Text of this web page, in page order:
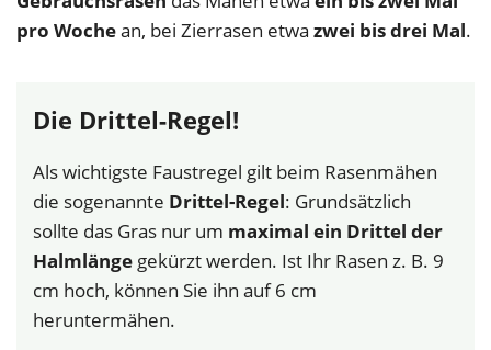
pro Wochean, bei Zierrasen etwa zwei bis drei Mal.
Die Drittel-Regel!
Als wichtigste Faustregel gilt beim Rasenmähen
die sogenannte Drittel-Regel: Grundsätzlich
sollte das Gras nur um maximal ein Drittel der
Halmlänge gekürzt werden. Ist Ihr Rasen z. B. 9
cm hoch, können Sie ihn auf 6 cm
heruntermähen.